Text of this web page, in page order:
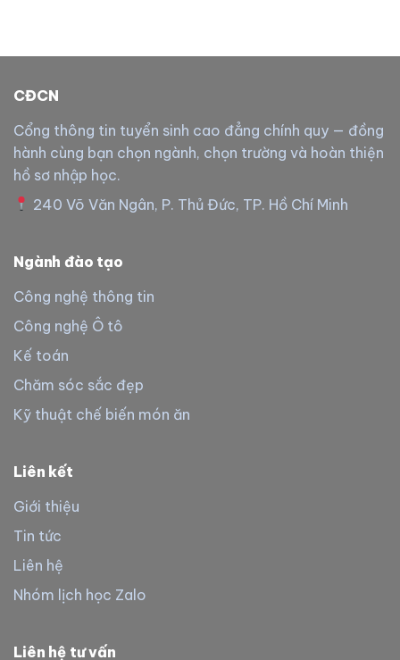
CĐCN
Cổng thông tin tuyển sinh cao đẳng chính quy — đồng
hành cùng bạn chọn ngành, chọn trường và hoàn thiện
hồ sơ nhập học.
240 Võ Văn Ngân, P. Thủ Đức, TP. Hồ Chí Minh
Ngành đào tạo
Công nghệ thông tin
Công nghệ Ô tô
Kế toán
Chăm sóc sắc đẹp
Kỹ thuật chế biến món ăn
Liên kết
Giới thiệu
Tin tức
Liên hệ
Nhóm lịch học Zalo
Liên hệ tư vấn